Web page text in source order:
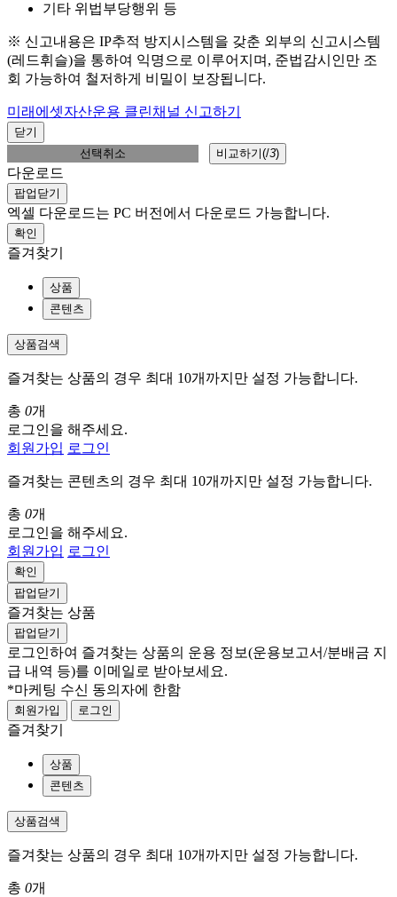
기타 위법부당행위 등
※ 신고내용은 IP추적 방지시스템을 갖춘 외부의 신고시스템
(레드휘슬)을 통하여 익명으로 이루어지며, 준법감시인만 조
회 가능하여 철저하게 비밀이 보장됩니다.
미래에셋자산운용 클린채널 신고하기
닫기
선택취소
비교하기(/3)
다운로드
팝업닫기
엑셀 다운로드는 PC 버전에서 다운로드 가능합니다.
확인
즐겨찾기
상품
콘텐츠
상품검색
즐겨찾는 상품의 경우 최대 10개까지만 설정 가능합니다.
총 0개
로그인을 해주세요.
회원가입 로그인
즐겨찾는 콘텐츠의 경우 최대 10개까지만 설정 가능합니다.
총 0개
로그인을 해주세요.
회원가입 로그인
확인
팝업닫기
즐겨찾는 상품
팝업닫기
로그인하여 즐겨찾는 상품의 운용 정보(운용보고서/분배금 지
급 내역 등)를 이메일로 받아보세요.
*마케팅 수신 동의자에 한함
회원가입 로그인
즐겨찾기
상품
콘텐츠
상품검색
즐겨찾는 상품의 경우 최대 10개까지만 설정 가능합니다.
총 0개